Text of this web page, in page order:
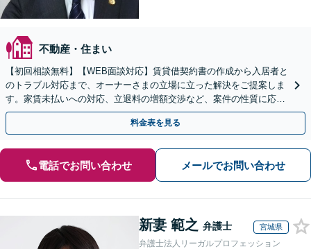
不動産・住まい
【初回相談無料】【WEB面談対応】賃貸借契約書の作成から入居者と
のトラブル対応まで、オーナーさまの立場に立った解決をご提案しま
す。家賃未払いへの対応、立退料の増額交渉など、案件の性質に応じ
て交渉と法的手続きでサポート【休日・夜間相談可】
料金表を見る
電話でお問い合わせ メールでお問い合わせ
新妻 範之 弁護士 宮城県
弁護士法人リーガルプロフェッション